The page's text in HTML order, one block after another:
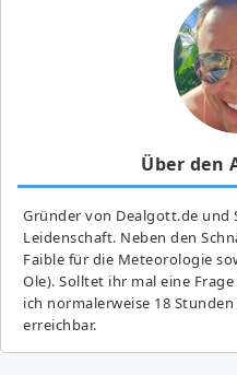
Über den
Gründer von Dealgott.de und
Leidenschaft. Neben den
Fai­ble für die Meteorologie
Ole). Solltet ihr mal eine
ich normalerweise 18
erreichbar.